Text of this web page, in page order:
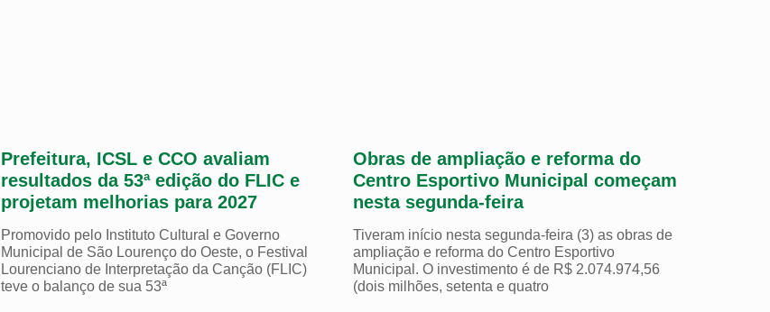
Prefeitura, ICSL e CCO avaliam
resultados da 53ª edição do FLIC e
projetam melhorias para 2027
Promovido pelo Instituto Cultural e Governo
Municipal de São Lourenço do Oeste, o Festival
Lourenciano de Interpretação da Canção (FLIC)
teve o balanço de sua 53ª
Obras de ampliação e reforma do
Centro Esportivo Municipal começam
nesta segunda-feira
Tiveram início nesta segunda-feira (3) as obras de
ampliação e reforma do Centro Esportivo
Municipal. O investimento é de R$ 2.074.974,56
(dois milhões, setenta e quatro